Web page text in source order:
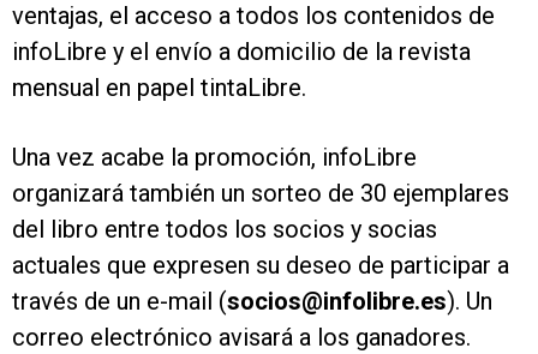
ventajas, el acceso a todos los contenidos de
infoLibre y el envío a domicilio de la revista
mensual en papel tintaLibre.
Una vez acabe la promoción, infoLibre
organizará también un sorteo de 30 ejemplares
del libro entre todos los socios y socias
actuales que expresen su deseo de participar a
través de un e-mail (socios@infolibre.es). Un
correo electrónico avisará a los ganadores.